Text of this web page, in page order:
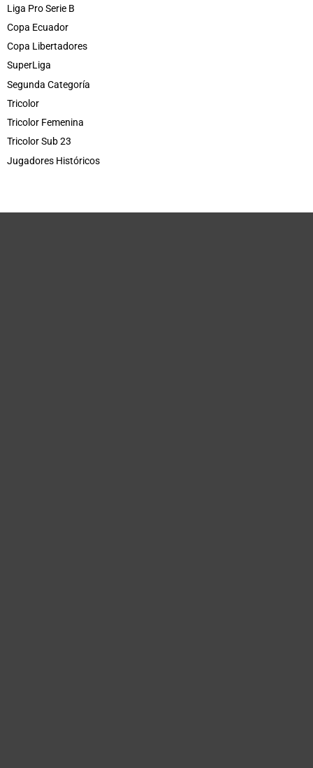
Liga Pro Serie B
Copa Ecuador
Copa Libertadores
SuperLiga
Segunda Categoría
Tricolor
Tricolor Femenina
Tricolor Sub 23
Jugadores Históricos